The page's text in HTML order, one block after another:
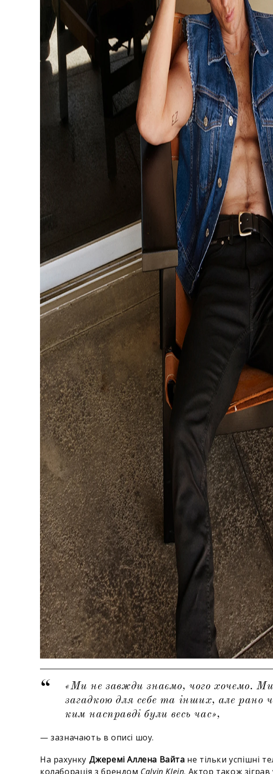
«Ми не завжди знаємо, чого хочемо.
загадкою для себе та інших, але рано
ким насправді були весь час»,
— зазначають в описі шоу.
На рахунку Джеремі Аллена Вайта не тільки успішні
колаборація з брендом Calvin Klein. Актор також зіграв